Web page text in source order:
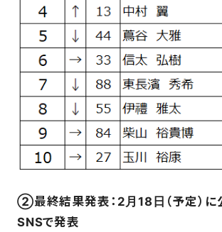
②最終結果発表：2月18日（予定）に
SNSで発表